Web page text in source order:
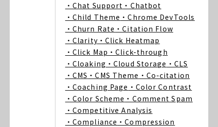
・Chat Support ・Chatbot
・Child Theme ・Chrome DevTools
・Churn Rate ・Citation Flow
・Clarity ・Click Heatmap
・Click Map ・Click-through
・Cloaking ・Cloud Storage ・CLS
・CMS ・CMS Theme ・Co-citation
・Coaching Page ・Color Contrast
・Color Scheme ・Comment Spam
・Competitive Analysis
・Compliance ・Compression